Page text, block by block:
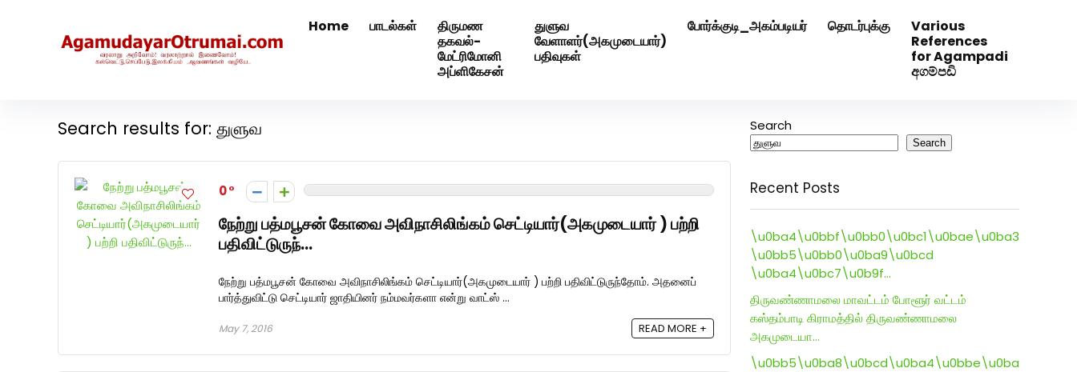
Home பாடல்கள்
திருமண
தகவல்-
மேட்ரிமோனி
அப்ளிகேசன்
துளுவ
வேளாளர்(அகமுடையார்)
பதிவுகள்
போர்க்குடி_அகம்படியர் தொடர்புக்கு
Various
References
for Agampadi
අගම්පඩි
Search results for: துளுவ
0
நேற்று பத்மபூசன் கோவை அவிநாசிலிங்கம் செட்டியார்(அகமுடையார் ) பற்றி
பதிவிட்டுருந்…
நேற்று பத்மபூசன் கோவை அவிநாசிலிங்கம் செட்டியார்(அகமுடையார் ) பற்றி பதிவிட்டுருந்தோம். அதனைப்
பார்த்துவிட்டு செட்டியார் ஜாதியினர் நம்மவர்களா என்று வாட்ஸ் ...
May 7, 2016 READ MORE +
Search
Search
Recent Posts
\u0ba4\u0bbf\u0bb0\u0bc1\u0bae\u0ba3
\u0bb5\u0bb0\u0ba9\u0bcd
\u0ba4\u0bc7\u0b9f…
திருவண்ணாமலை மாவட்டம் போளூர் வட்டம்
கஸ்தம்பாடி கிராமத்தில் திருவண்ணாமலை
அகமுடையா…
\u0bb5\u0ba8\u0bcd\u0ba4\u0bbe\u0ba
அகமுடையார் திருமண வரன்களுக்கு அகமுடையார்மேட்ரி-பெண் வீட்டாருக்கு 100% இலவச திருமண சேவை! வாட்ஸப் எண்: 7200507629 Click Here to Download Matrimony App